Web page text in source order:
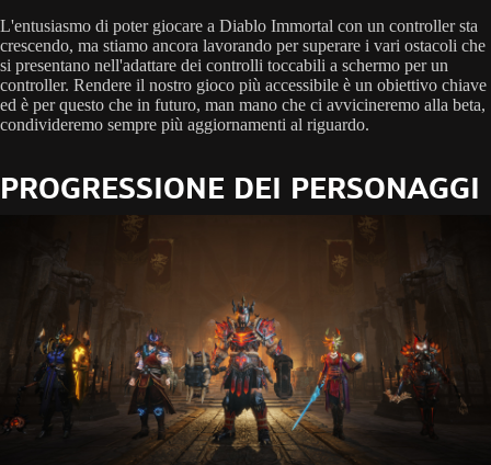
L'entusiasmo di poter giocare a Diablo Immortal con un controller sta
crescendo, ma stiamo ancora lavorando per superare i vari ostacoli che
si presentano nell'adattare dei controlli toccabili a schermo per un
controller. Rendere il nostro gioco più accessibile è un obiettivo chiave
ed è per questo che in futuro, man mano che ci avvicineremo alla beta,
condivideremo sempre più aggiornamenti al riguardo.
PROGRESSIONE DEI PERSONAGGI